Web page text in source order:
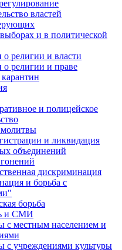
властей
и в политической
о религии и власти
о религии и праве
и полицейское
и ликвидация
объединений
дискриминация
и борьба с
борьба
и СМИ
с местным населением и
с учреждениями культуры